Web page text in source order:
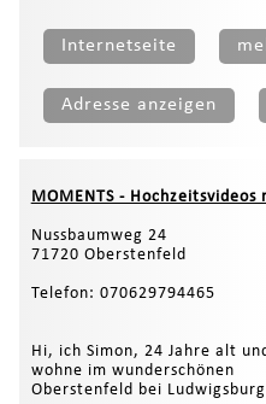
Internetseite
Adresse anzeigen
MOMENTS -
Nussbaumweg 24
71720 Oberstenfeld
Telefon: 070629794465
Hi, ich Simon, 24 Jahre alt
wohne im wunderschönen
Oberstenfeld bei